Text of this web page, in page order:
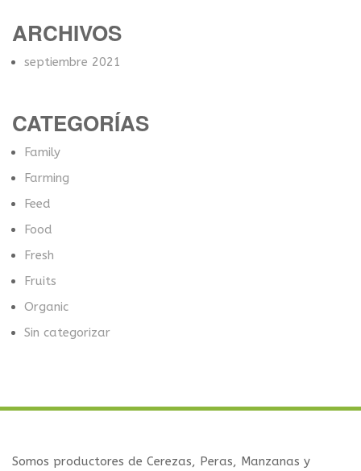
ARCHIVOS
septiembre 2021
CATEGORÍAS
Family
Farming
Feed
Food
Fresh
Fruits
Organic
Sin categorizar
Somos productores de Cerezas, Peras, Manzanas y